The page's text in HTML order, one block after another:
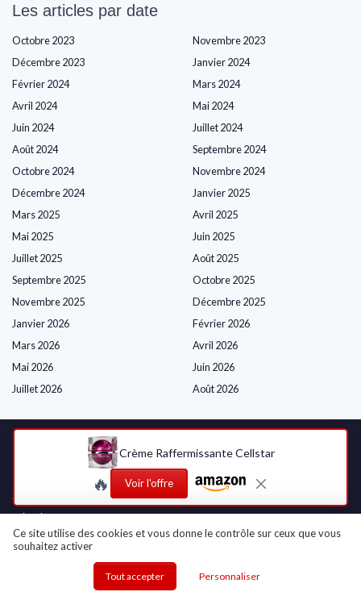
Crème Raffermissante Cellstar
🔥 Voir l'offre
Les articles par date
Octobre 2023
Novembre 2023
Décembre 2023
Janvier 2024
Février 2024
Mars 2024
Avril 2024
Mai 2024
Juin 2024
Juillet 2024
Août 2024
Septembre 2024
Octobre 2024
Novembre 2024
Décembre 2024
Janvier 2025
Mars 2025
Avril 2025
Mai 2025
Juin 2025
Juillet 2025
Août 2025
Septembre 2025
Octobre 2025
Novembre 2025
Décembre 2025
Janvier 2026
Février 2026
Mars 2026
Avril 2026
Mai 2026
Juin 2026
Juillet 2026
Août 2026
Soins du Visage
Soins du Corps
Soins des Cheveux
Ce site utilise des cookies et vous donne le contrôle sur ceux que vous
souhaitez activer
Tout accepter Personnaliser